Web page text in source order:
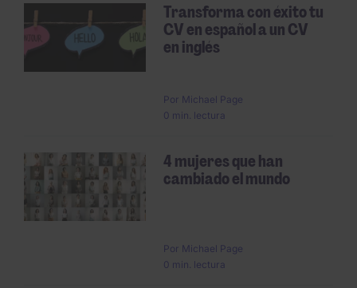
Transforma con éxito tu
CV en español a un CV
en inglés
Por Michael Page
0 min. lectura
4 mujeres que han
cambiado el mundo
Por Michael Page
0 min. lectura